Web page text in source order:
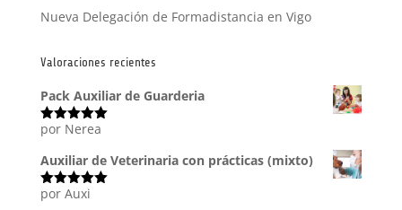
Nueva Delegación de Formadistancia en Vigo
Valoraciones recientes
Pack Auxiliar de Guarderia
Valorado
por Nerea
Auxiliar de Veterinaria con prácticas (mixto)
Valorado
por Auxi